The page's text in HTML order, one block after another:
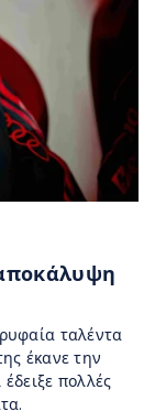
αποκάλυψη
ταλέντα
έκανε την
πολλές